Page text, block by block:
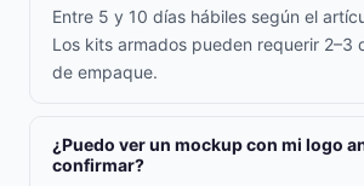
Entre 5 y 10 días hábiles según el
Los kits armados pueden requerir 2–3
de empaque.
¿Puedo ver un mockup con mi logo
confirmar?